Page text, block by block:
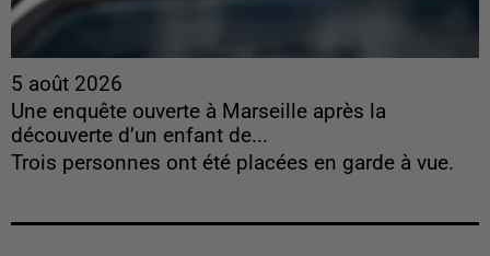
5 août 2026
Une enquête ouverte à Marseille après la
découverte d’un enfant de...
Trois personnes ont été placées en garde à vue.